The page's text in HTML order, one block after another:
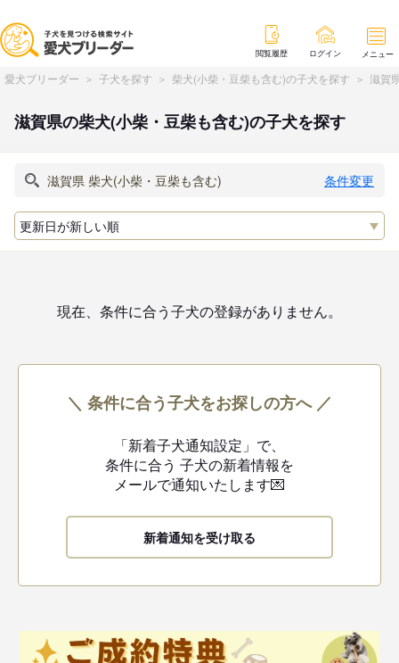
閲覧履歴 ログイン メニュー
愛犬ブリーダー 子犬を探す 柴犬(小柴・豆柴も含む)の子犬を探す 滋賀
滋賀県の柴犬(小柴・豆柴も含む)の子犬を探す
条件変更
現在、条件に合う子犬の登録がありません。
＼ 条件に合う子犬をお探しの方へ ／
「新着子犬通知設定」で、
条件に合う 子犬の新着情報を
メールで通知いたします💌
新着通知を受け取る